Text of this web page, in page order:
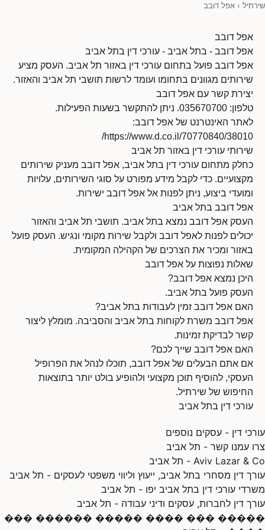
שירתיל › אפל דובב
אפל דובב
אפל דובב - בתל אביב - עורכי דין בתל אביב
אפל דובב פועל בתחום עורכי דין באזור תל אביב. העסק מציע
שירותים מגוונים בתחומו ועומד לרשות תושבי תל אביב והאזור.
יצירת קשר עם אפל דובב
טלפון: 035670700. ניתן להתקשר בשעות הפעילות.
לאתר האינטרנט של אפל דובב:
https://www.d.co.il/70770840/38010/
שירותי עורכי דין באזור תל אביב
כחלק מתחום עורכי דין בתל אביב, אפל דובב מעניק שירותים
מקצועיים. כדי לקבל מידע מפורט על סוגי השירותים, עלויות
ומועדי ביצוע, ניתן לפנות אל אפל דובב ישירות.
אפל דובב בתל אביב
העסק אפל דובב נמצא בתל אביב. תושבי תל אביב והאזור
יכולים לפנות לאפל דובב ולקבל שירות מקומי ונגיש. העסק פועל
באזור ומכיר את הצרכים של הקהילה המקומית.
שאלות נפוצות על אפל דובב
היכן נמצא אפל דובב?
העסק פועל בתל אביב.
האם אפל דובב זמין לעבודות בתל אביב?
אפל דובב משרת לקוחות בתל אביב והסביבה. מומלץ ליצור
קשר לבדיקת זמינות.
האם אפל דובב שייך לכם?
אם אתם הבעלים של אפל דובב, תוכלו לנהל את הפרופיל
העסקי, להוסיף תוכן מקצועי ולהופיע בולט יותר בתוצאות
החיפוש של שירתיל.
עורכי דין בתל אביב
עורכי דין - עסקים נוספים
צרו עמנו קשר - תל אביב
Aviv Lazar & Co - תל אביב
עורך דין מסחרי בתל אביב, ייעוץ וליווי משפטי לעסקים - תל אביב
משרדי עורכי דין בתל אביב יפו - תל אביב
עורך דין לחברות, עסקים ודיני עבודה - תל אביב
����� ��� ���� ����� ������ ���